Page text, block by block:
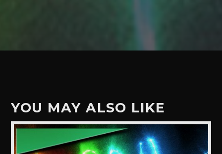
YOU MAY ALSO LIKE